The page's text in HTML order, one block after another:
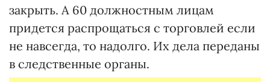
закрыть. А 60 должностным лицам
придется распрощаться с торговлей если
не навсегда, то надолго. Их дела переданы
в следственные органы.